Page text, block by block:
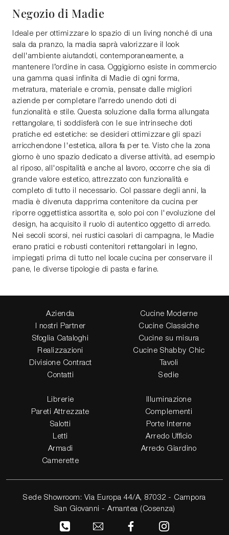
Negozio di Madie
Ideale per ottimizzare lo spazio di un living nonché di una
sala da pranzo, la madia saprà valorizzare il look
dell'ambiente aiutandoti, contemporaneamente, a
mantenere l’ordine in casa. Oggigiorno esiste in commercio
una gamma quasi infinita di Madie di ogni forma,
metratura, materiale e cromia, pensate dalle migliori
aziende per completare l’arredo unendo doti di
funzionalità e stile. Questa soluzione dalla forma allungata
rettangolare, ti soddisferà con le sue intrinseche doti
pratiche ed estetiche: se desideri ottimizzare gli spazi
arricchendone l'estetica, allora fa per te. Visto che la zona
giorno è uno spazio dedicato a diverse attività, ad esempio
al riposo, all'ospitalità e anche al lavoro, occorre che sia di
grande valore estetico, attrezzato con funzionalità e
completo di tutto il necessario. Col passare degli anni, la
madia è divenuta dapprima contenitore da cucina per
riporre oggettistica assortita e, solo poi con l'evoluzione del
design, ha acquisito il ruolo di autentico oggetto di arredo.
Nei secoli scorsi, nei rustici casolari di campagna, le Madie
erano pratici e robusti contenitori rettangolari in legno,
impiegati prima di tutto nel locale cucina per conservare il
pane, le diverse tipologie di pasta e farine.
Azienda
I nostri Partner
Sfoglia Cataloghi
Realizzazioni
Divisione Contract
Contatti
Cucine Moderne
Cucine Classiche
Cucine su misura
Cucine Shabby Chic
Tavoli
Sedie
Librerie
Pareti Attrezzate
Salotti
Letti
Armadi
Camerette
Illuminazione
Complementi
Porte Interne
Arredo Ufficio
Arredo Giardino
Sede Showroom: Via Europa 44/A, 87032 - Campora
San Giovanni - Amantea (Cosenza)